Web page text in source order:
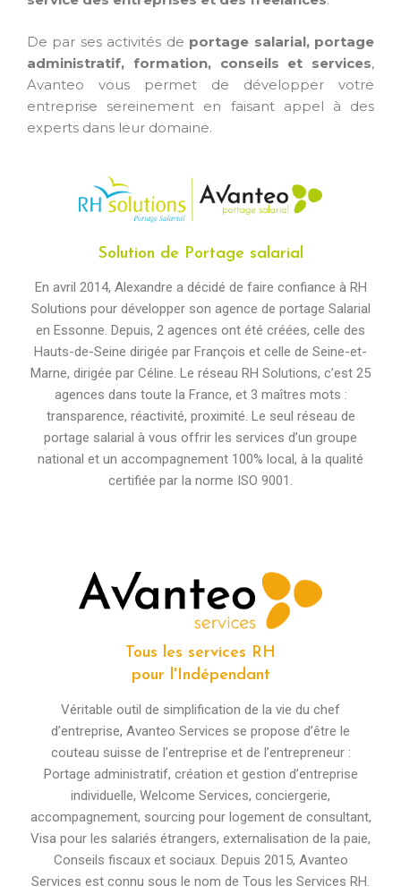
De par ses activités de portage salarial, portage
administratif, formation, conseils et services,
Avanteo vous permet de développer votre
entreprise sereinement en faisant appel à des
experts dans leur domaine.
Solution de Portage salarial
En avril 2014, Alexandre a décidé de faire confiance à RH
Solutions pour développer son agence de portage Salarial
en Essonne. Depuis, 2 agences ont été créées, celle des
Hauts-de-Seine dirigée par François et celle de Seine-et-
Marne, dirigée par Céline. Le réseau RH Solutions, c’est 25
agences dans toute la France, et 3 maîtres mots :
transparence, réactivité, proximité. Le seul réseau de
portage salarial à vous offrir les services d’un groupe
national et un accompagnement 100% local, à la qualité
certifiée par la norme ISO 9001.
Tous les services RH
pour l'Indépendant
Véritable outil de simplification de la vie du chef
d’entreprise, Avanteo Services se propose d’être le
couteau suisse de l’entreprise et de l’entrepreneur :
Portage administratif, création et gestion d’entreprise
individuelle, Welcome Services, conciergerie,
accompagnement, sourcing pour logement de consultant,
Visa pour les salariés étrangers, externalisation de la paie,
Conseils fiscaux et sociaux. Depuis 2015, Avanteo
Services est connu sous le nom de Tous les Services RH.